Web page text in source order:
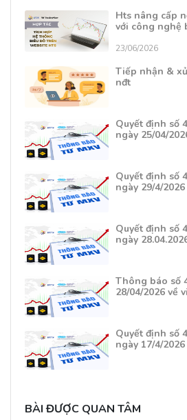
Hts nâng cấp
với công nghệ
23/06/2026
Tiếp nhận &
nđt
Quyết định số
ngày 25/04/
Quyết định số
ngày 29/4/
Quyết định số
ngày
Thông báo số
28/04/2026 về
Quyết định số
ngày 17/4/
BÀI ĐƯỢC QUAN TÂM